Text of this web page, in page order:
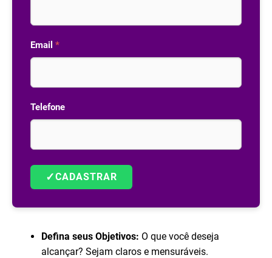
Email *
Telefone
✓CADASTRAR
Defina seus Objetivos: O que você deseja
alcançar? Sejam claros e mensuráveis.